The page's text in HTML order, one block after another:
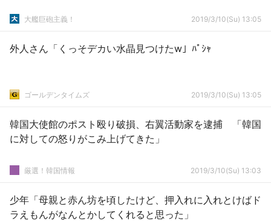
大艦巨砲主義！ 2019/3/10(Su) 13:05
外人さん「くっそデカい水晶見つけたw」ﾊﾟｼｬ
ゴールデンタイムズ 2019/3/10(Su) 13:05
韓国大使館のポスト殴り破損、右翼活動家を逮捕 「韓国
に対しての怒りがこみ上げてきた」
厳選！韓国情報 2019/3/10(Su) 13:03
少年「母親と赤ん坊を頃したけど、押入れに入れとけばド
ラえもんがなんとかしてくれると思った」